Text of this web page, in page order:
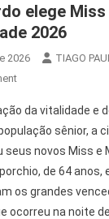
elege
2026
2026
TIAGO
On
Bernardo
Elege
Miss
E
Mister
Terceira
da vitalidade e
sênior, a
seus novos Miss e
de 64 anos,
os grandes
ocorreu na noite